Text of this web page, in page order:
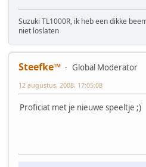
Suzuki TL1000R, ik heb een dikke
niet loslaten
Steefke™
Global Moderator
12 augustus, 2008, 17:05:08
Proficiat met je nieuwe speeltje ;)